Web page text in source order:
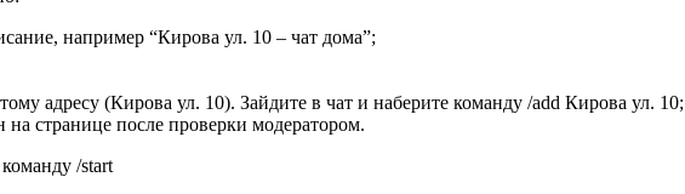
например “Кирова ул. 10 – чат дома”;
адресу (Кирова ул. 10). Зайдите в чат и наберите команду /add Кирова ул. 10;
странице после проверки модератором.
/start